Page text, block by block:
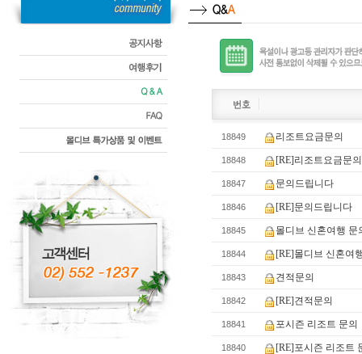
18849 리조트요금문의
18848 [RE]리조트요금문의
18847 문의드립니다
18846 [RE]문의드립니다
18845 몰디브 신혼여행 문
18844 [RE]몰디브 신혼여
18843 견적문의
18842 [RE]견적문의
18841 포시즌 리조트 문의
18840 [RE]포시즌 리조트